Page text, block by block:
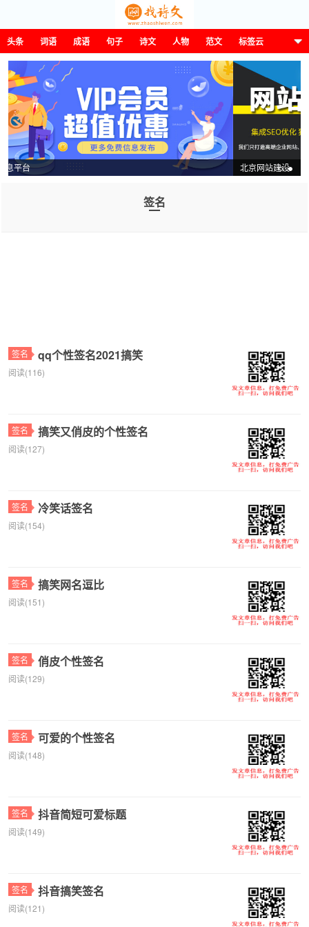
这诗那文找诗文
头条 词语 成语 句子 诗文 人物 范文 标签云
签名
签名 qq个性签名2021搞笑
阅读(116)
签名 搞笑又俏皮的个性签名
阅读(127)
签名 冷笑话签名
阅读(154)
签名 搞笑网名逗比
阅读(151)
签名 俏皮个性签名
阅读(129)
签名 可爱的个性签名
阅读(148)
签名 抖音简短可爱标题
阅读(149)
签名 抖音搞笑签名
阅读(121)